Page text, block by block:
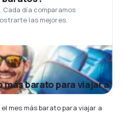
día comparamos
las mejores.
más barato para viajar a
mes más barato para viajar a